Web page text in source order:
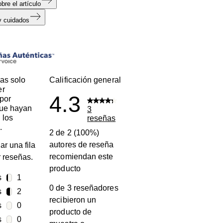
el artículo
cuidados
solo
hayan
los
una fila
reseñas.
estrellas
1
1 reseña con 5 estrellas.
estrellas
2
2 reseñas con 4 estrellas.
estrellas
0
0 reseñas con 3 estrellas.
estrellas
0
Calificación general
4.3
3
reseñas
2 de 2 (100%)
autores de reseña
recomiendan este
producto
0 de 3 reseñadores
recibieron un
producto de